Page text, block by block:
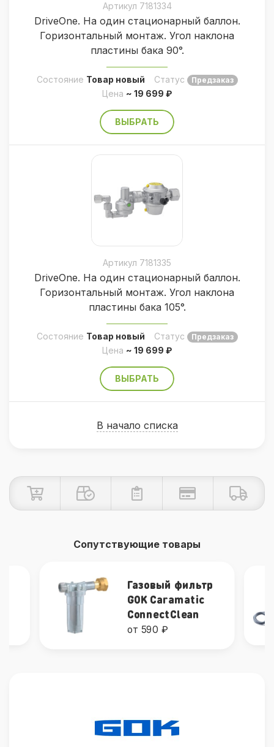
Артикул 7181334
DriveOne. На один стационарный баллон.
Горизонтальный монтаж. Угол наклона
пластины бака 90°.
Состояние Товар новый Статус Предзаказ
Цена ~ 19 699 ₽
ВЫБРАТЬ
Артикул 7181335
DriveOne. На один стационарный баллон.
Горизонтальный монтаж. Угол наклона
пластины бака 105°.
Состояние Товар новый Статус Предзаказ
Цена ~ 19 699 ₽
ВЫБРАТЬ
В начало списка
Сопутствующие товары
Газовый фильтр
GOK Caramatic
ConnectClean
от 590 ₽